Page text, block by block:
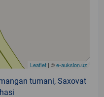
Leaflet | ©e-auksion.uz
tumani, Saxovat